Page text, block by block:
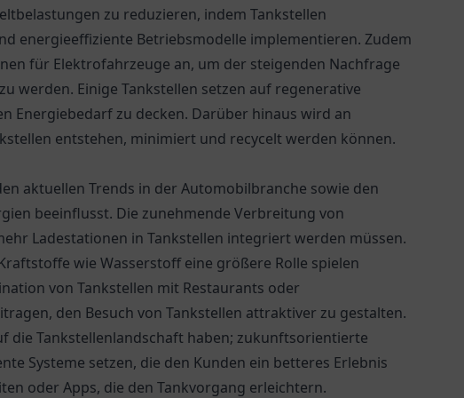
zu reduzieren, indem Tankstellen
energieeffiziente Betriebsmodelle implementieren. Zudem
für Elektrofahrzeuge an, um der steigenden Nachfrage
werden. Einige Tankstellen setzen auf regenerative
Energiebedarf zu decken. Darüber hinaus wird an
entstehen, minimiert und recycelt werden können.
aktuellen Trends in der Automobilbranche sowie den
beeinflusst. Die zunehmende Verbreitung von
Ladestationen in Tankstellen integriert werden müssen.
wie Wasserstoff eine größere Rolle spielen
von Tankstellen mit Restaurants oder
den Besuch von Tankstellen attraktiver zu gestalten.
die Tankstellenlandschaft haben; zukunftsorientierte
Systeme setzen, die den Kunden ein betteres Erlebnis
oder Apps, die den Tankvorgang erleichtern.